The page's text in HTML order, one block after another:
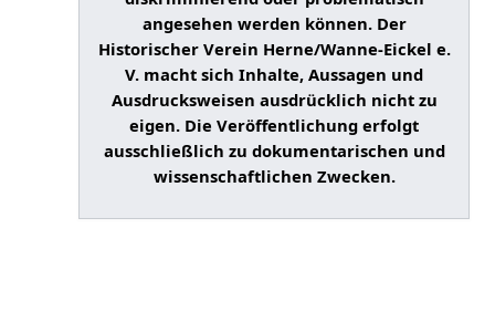
angesehen werden können. Der
Historischer Verein Herne/Wanne-Eickel e.
V. macht sich Inhalte, Aussagen und
Ausdrucksweisen ausdrücklich nicht zu
eigen. Die Veröffentlichung erfolgt
ausschließlich zu dokumentarischen und
wissenschaftlichen Zwecken.